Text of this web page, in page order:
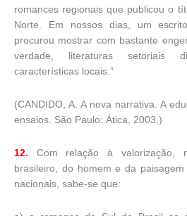
romances regionais que publicou o
Norte. Em nossos dias, um
procurou mostrar com bastante
verdade, literaturas setoriais
características locais.”
(CANDIDO, A. A nova narrativa. A
ensaios. São Paulo: Ática, 2003.)
12.
Com relação à valorização,
brasileiro, do homem e da
nacionais, sabe-se que: